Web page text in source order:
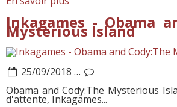
Inkagames - Obama
Mysterious Island
25/09/2018 …
Obama and Cody:The Mysterious
d'attente, Inkagames...